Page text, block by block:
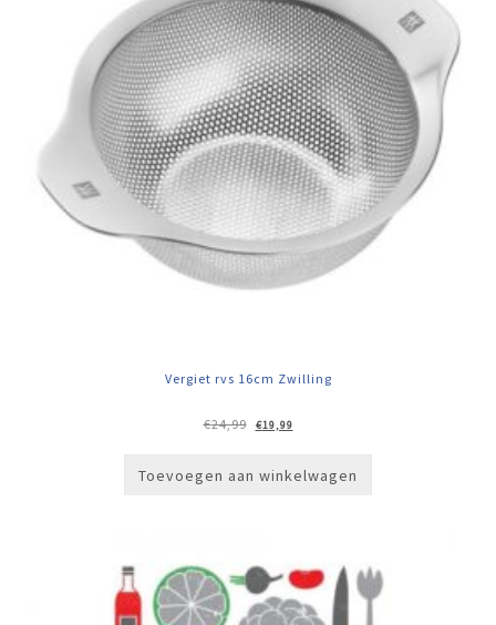
Vergiet rvs 16cm Zwilling
€24,99
Oorspronkelijke
prijs
€19,99Huidige
prijs
Toevoegen aan winkelwagen